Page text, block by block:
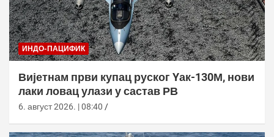
ИНДО-ПАЦИФИК
Вијетнам први купац руског Yак-130М, нови
лаки ловац улази у састав РВ
6. август 2026. | 08:40